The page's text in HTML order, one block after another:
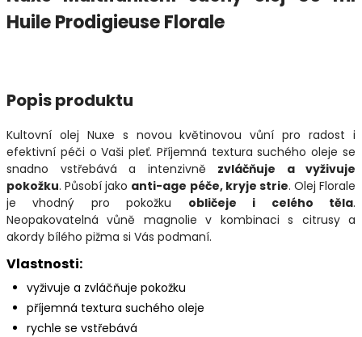
Huile Prodigieuse Florale
Popis produktu
Kultovní olej Nuxe s novou květinovou vůní pro radost i
efektivní péči o Vaši pleť. Příjemná textura suchého oleje se
snadno vstřebává a intenzivně zvláčňuje a vyživuje
pokožku. Působí jako anti-age péče, kryje strie. Olej Florale
je vhodný pro pokožku obličeje i celého těla.
Neopakovatelná vůně magnolie v kombinaci s citrusy a
akordy bílého pižma si Vás podmaní.
Vlastnosti:
vyživuje a zvláčňuje pokožku
příjemná textura suchého oleje
rychle se vstřebává